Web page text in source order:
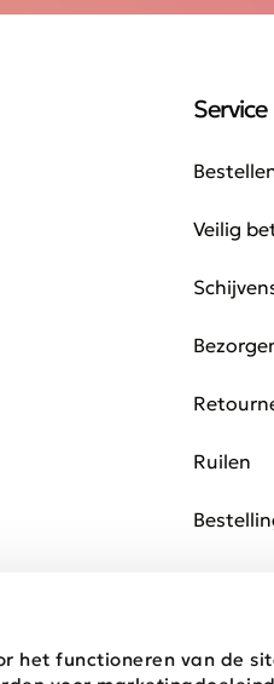
het functioneren van de
Service
Veilig
Ruilen